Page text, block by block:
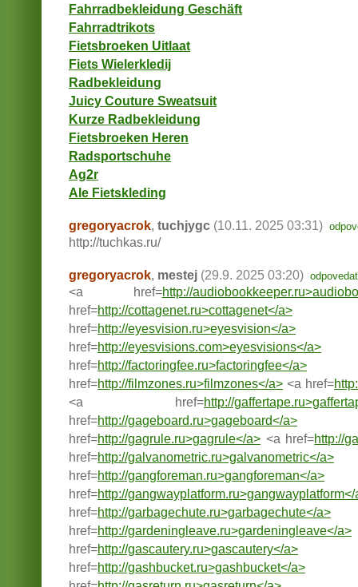
Fahrradbekleidung Geschäft
Fahrradtrikots
Fietsbroeken Uitlaat
Fiets Wielerkledij
Radbekleidung
Juicy Couture Sweatsuit
Kurze Radbekleidung
Fietsbroeken Heren
Radsportschuhe
Ag2r
Ale Fietskleding
gregoryacrok, tuchjygc (10.11. 2025 03:31)
http://tuchkas.ru/
gregoryacrok, mestej (29.9. 2025 03:20) odpovedať
<a href=http://
href=http://cottagenet.ru>cottagenet</a>
href=http://eyesvision.ru>eyesvision</a>
href=http://eyesvisions.com>eyesvisions</a>
href=http://factoringfee.ru>factoringfee</a>
href=http://filmzones.ru>filmzones</a> <a href=
<a href=http://
href=http://gageboard.ru>gageboard</a>
href=http://gagrule.ru>gagrule</a> <a href=http://
href=http://galvanometric.ru>galvanometric</a>
href=http://gangforeman.ru>gangforeman</a>
href=http://gangwayplatform.ru>gangwayplatform</
href=http://garbagechute.ru>garbagechute</a>
href=http://gardeningleave.ru>gardeningleave</a>
href=http://gascautery.ru>gascautery</a>
href=http://gashbucket.ru>gashbucket</a>